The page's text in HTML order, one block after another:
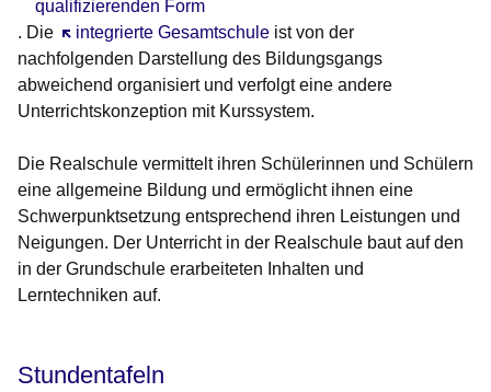
qualifizierenden Form
. Die integrierte Gesamtschule
Öffnet sich in einem neuen Fenster
ist von der
nachfolgenden Darstellung des Bildungsgangs
abweichend organisiert und verfolgt eine andere
Unterrichtskonzeption mit Kurssystem.
Die Realschule vermittelt ihren Schülerinnen und Schülern
eine allgemeine Bildung und ermöglicht ihnen eine
Schwerpunktsetzung entsprechend ihren Leistungen und
Neigungen. Der Unterricht in der Realschule baut auf den
in der Grundschule erarbeiteten Inhalten und
Lerntechniken auf.
Stundentafeln